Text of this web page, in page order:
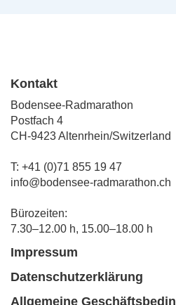
Kontakt
Bodensee-Radmarathon
Postfach 4
CH-9423 Altenrhein/Switzerland
T: +41 (0)71 855 19 47
info@bodensee-radmarathon.ch
Bürozeiten:
7.30–12.00 h, 15.00–18.00 h
Impressum
Datenschutzerklärung
Allgemeine